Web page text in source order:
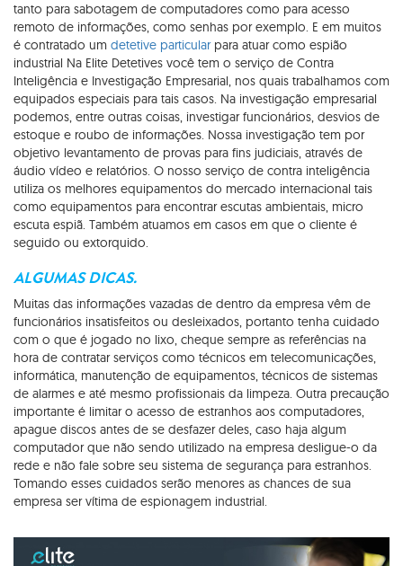
tanto para sabotagem de computadores como para acesso
remoto de informações, como senhas por exemplo. E em muitos
é contratado um detetive particularpara atuar como espião
industrial Na Elite Detetives você tem o serviço de Contra
Inteligência e Investigação Empresarial, nos quais trabalhamos com
equipados especiais para tais casos. Na investigação empresarial
podemos, entre outras coisas, investigar funcionários, desvios de
estoque e roubo de informações. Nossa investigação tem por
objetivo levantamento de provas para fins judiciais, através de
áudio vídeo e relatórios. O nosso serviço de contra inteligência
utiliza os melhores equipamentos do mercado internacional tais
como equipamentos para encontrar escutas ambientais, micro
escuta espiã. Também atuamos em casos em que o cliente é
seguido ou extorquido.
ALGUMAS DICAS.
Muitas das informações vazadas de dentro da empresa vêm de
funcionários insatisfeitos ou desleixados, portanto tenha cuidado
com o que é jogado no lixo, cheque sempre as referências na
hora de contratar serviços como técnicos em telecomunicações,
informática, manutenção de equipamentos, técnicos de sistemas
de alarmes e até mesmo profissionais da limpeza. Outra precaução
importante é limitar o acesso de estranhos aos computadores,
apague discos antes de se desfazer deles, caso haja algum
computador que não sendo utilizado na empresa desligue-o da
rede e não fale sobre seu sistema de segurança para estranhos.
Tomando esses cuidados serão menores as chances de sua
empresa ser vítima de espionagem industrial.